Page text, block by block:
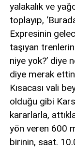
yalakalık ve
toplayıp,
Expresinin
taşıyan
niye yok?’ diye
diye merak
Kısacası vali
olduğu gibi
kararlarla,
yön veren 600
birinin, saat.